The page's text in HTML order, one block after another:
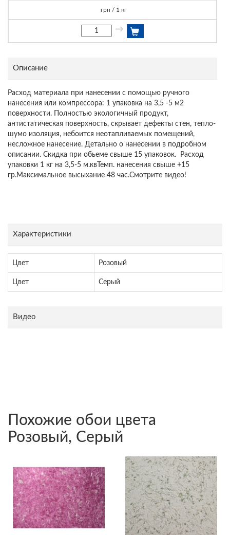
грн / 1 кг
→
Описание
Расход материала при нанесении с помощью ручного
нанесения или компрессора: 1 упаковка на 3,5 -5 м2
поверхности. Полностью экологичный продукт,
антистатическая поверхность, скрывает дефекты стен, тепло-
шумо изоляция, небоится неотапливаемых помещений,
несложное нанесение. Детально о нанесении в подробном
описании. Скидка при обьеме свыше 15 упаковок. Расход
упаковки 1 кг на 3,5-5 м.квТемп. нанесения свыше +15
гр.Максимальное высыхание 48 час.Смотрите видео!
Характеристики
Цвет Розовый
Цвет Серый
Видео
Похожие обои цвета
Розовый, Серый